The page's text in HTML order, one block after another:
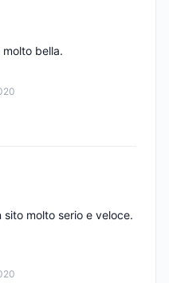
bella.
molto serio e veloce.